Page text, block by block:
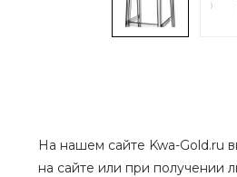
На нашем сайте Kwa-Gold.ru
на сайте или при получении